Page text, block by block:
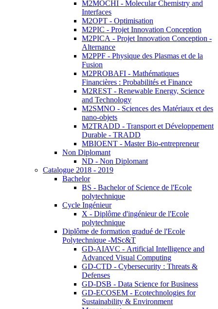
M2MOCHI - Molecular Chemistry and
Interfaces
M2OPT - Optimisation
M2PIC - Projet Innovation Conception
M2PICA - Projet Innovation Conception -
Alternance
M2PPF - Physique des Plasmas et de la
Fusion
M2PROBAFI - Mathématiques
Financières : Probabilités et Finance
M2REST - Renewable Energy, Science
and Technology
M2SMNO - Sciences des Matériaux et des
nano-objets
M2TRADD - Transport et Développement
Durable - TRADD
MBIOENT - Master Bio-entrepreneur
Non Diplomant
ND - Non Diplomant
Catalogue 2018 - 2019
Bachelor
BS - Bachelor of Science de l'Ecole
polytechnique
Cycle Ingénieur
X - Diplôme d'ingénieur de l'Ecole
polytechnique
Diplôme de formation gradué de l'Ecole
Polytechnique -MSc&T
GD-AIAVC - Artificial Intelligence and
Advanced Visual Computing
GD-CTD - Cybersecurity : Threats &
Defenses
GD-DSB - Data Science for Business
GD-ECOSEM - Ecotechnologies for
Sustainability & Environment